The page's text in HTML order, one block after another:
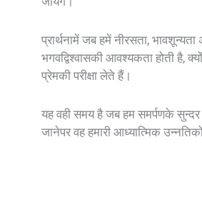
प्रार्थनामें जब हमें नीरसता,
भगवद्विश्वासकी आवश्यकता होती है,
प्रेमकी परीक्षा लेते हैं।
यह वही समय है जब हम समर्पणके
जानेपर वह हमारी आध्यात्मिक